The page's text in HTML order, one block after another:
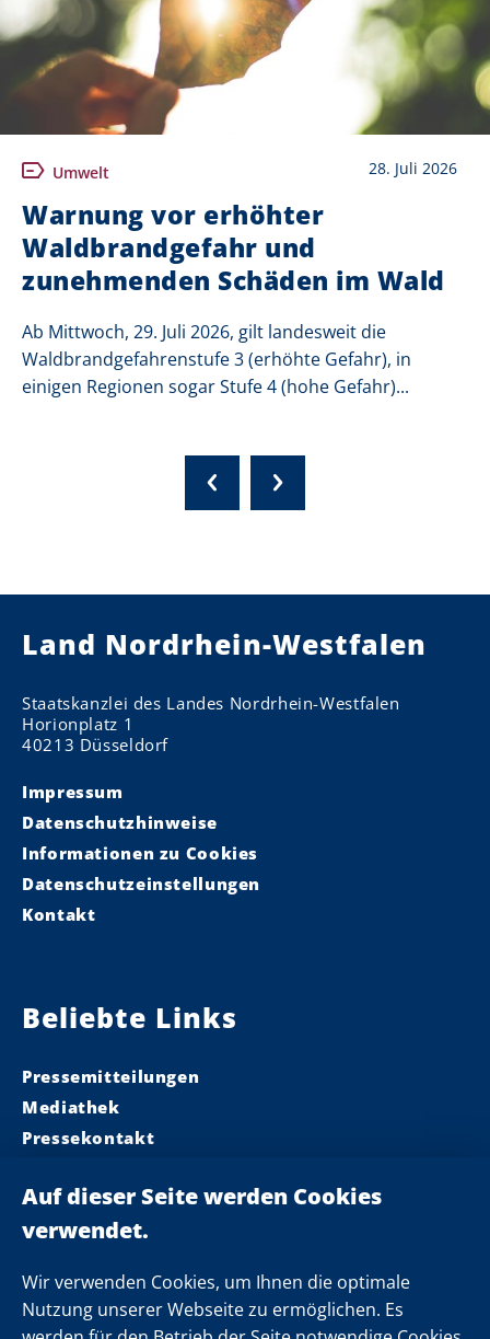
Wir verwenden Cookies, um Ihnen die optimale
Nutzung unserer Webseite zu ermöglichen. Es
Umwelt 28. Juli 2026
Warnung vor erhöhter
Waldbrandgefahr und
zunehmenden Schäden im Wald
Ab Mittwoch, 29. Juli 2026, gilt landesweit die
Waldbrandgefahrenstufe 3 (erhöhte Gefahr), in
einigen Regionen sogar Stufe 4 (hohe Gefahr)...
Land Nordrhein-Westfalen
Staatskanzlei des Landes Nordrhein-Westfalen
Horionplatz 1
40213 Düsseldorf
Impressum
Datenschutzhinweise
Informationen zu Cookies
Datenschutzeinstellungen
Kontakt
Beliebte Links
Pressemitteilungen
Mediathek
Pressekontakt
Landeskabinett
Einsamkeit